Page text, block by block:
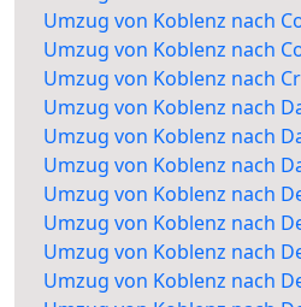
Umzug von Koblenz nach
Umzug von Koblenz nach
Umzug von Koblenz nach
Umzug von Koblenz nach
Umzug von Koblenz nach
Umzug von Koblenz nach
Umzug von Koblenz nach
Umzug von Koblenz nach
Umzug von Koblenz nach
Umzug von Koblenz nach